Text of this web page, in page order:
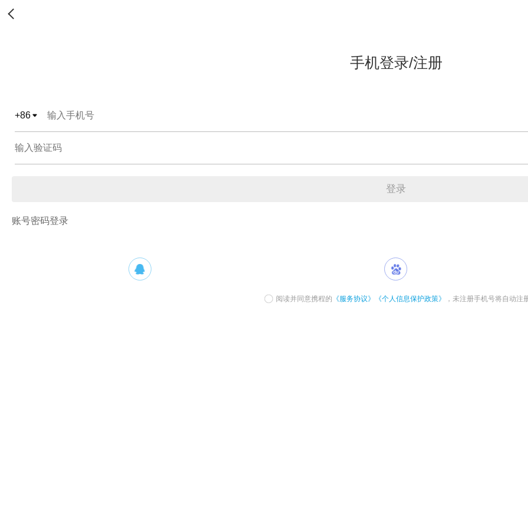
手机登录/注册
+86
登录
账号密码登录
阅读并同意携程的 《服务协议》 《个人信息保护政策》 ，未注册手机号将自动注